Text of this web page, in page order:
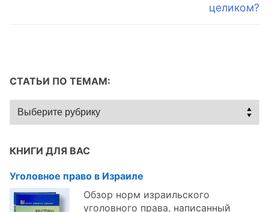
целиком?
СТАТЬИ ПО ТЕМАМ:
Статьи
по
КНИГИ ДЛЯ ВАС
Уголовное право в Израиле
Обзор норм израильского
уголовного права, написанный